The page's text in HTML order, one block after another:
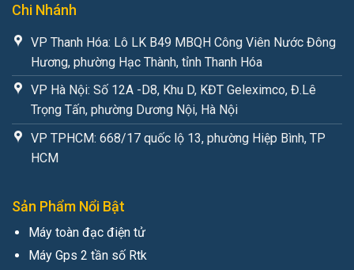
Chi Nhánh
VP Thanh Hóa: Lô LK B49 MBQH Công Viên Nước Đông
Hương, phường Hạc Thành, tỉnh Thanh Hóa
VP Hà Nội: Số 12A -D8, Khu D, KĐT Geleximco, Đ.Lê
Trọng Tấn, phường Dương Nội, Hà Nội
VP TPHCM: 668/17 quốc lộ 13, phường Hiệp Bình, TP
HCM
Sản Phẩm Nổi Bật
Máy toàn đạc điện tử
Máy Gps 2 tần số Rtk